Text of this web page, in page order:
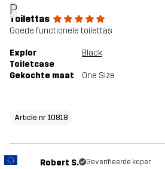
P
Toilettas
Goede functionele toilettas
Explor
Toiletcase
Black
Gekochte maat One Size
Article nr 10818
Robert S. Geverifieerde koper